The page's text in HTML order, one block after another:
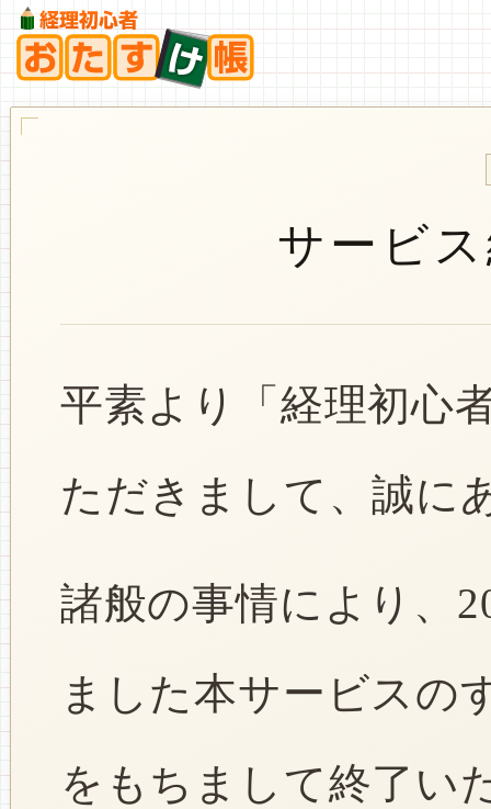
サービ
平素より「経理初心
ただきまして、誠に
諸般の事情により、
ました本サービスの
をもちまして終了い